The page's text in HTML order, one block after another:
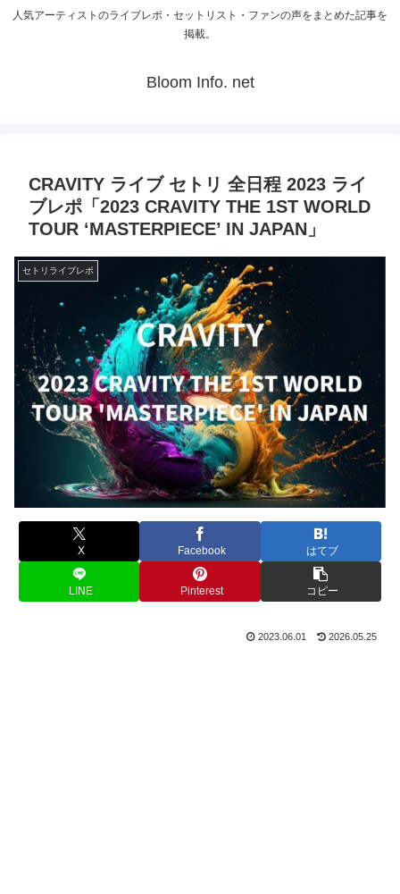
人気アーティストのライブレポ・セットリスト・ファンの声をまとめた記事を
掲載。
Bloom Info. net
CRAVITY ライブ セトリ 全日程 2023 ライ
ブレポ「2023 CRAVITY THE 1ST WORLD
TOUR ‘MASTERPIECE’ IN JAPAN」
セトリライブレポ
X Facebook はてブ
LINE Pinterest コピー
2023.06.01 2026.05.25